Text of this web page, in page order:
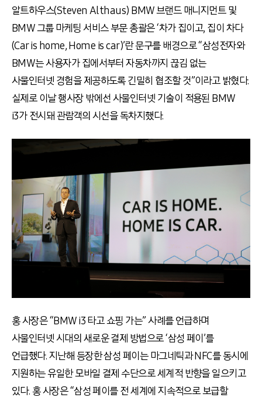
알트하우스(Steven Althaus) BMW 브랜드 매니지먼트 및
BMW 그룹 마케팅 서비스 부문 총괄은 ‘차가 집이고, 집이 차다
(Car is home, Home is car)’란 문구를 배경으로 “삼성전자와
BMW는 사용자가 집에서부터 자동차까지 끊김 없는
사물인터넷 경험을 제공하도록 긴밀히 협조할 것”이라고 밝혔다.
실제로 이날 행사장 밖에선 사물인터넷 기술이 적용된 BMW
i3가 전시돼 관람객의 시선을 독차지했다.
홍 사장은 “BMW i3 타고 쇼핑 가는” 사례를 언급하며
사물인터넷 시대의 새로운 결제 방법으로 ‘삼성 페이’를
언급했다. 지난해 등장한 삼성 페이는 마그네틱과 NFC를 동시에
지원하는 유일한 모바일 결제 수단으로 세계적 반향을 일으키고
있다. 홍 사장은 “삼성 페이를 전 세계에 지속적으로 보급할